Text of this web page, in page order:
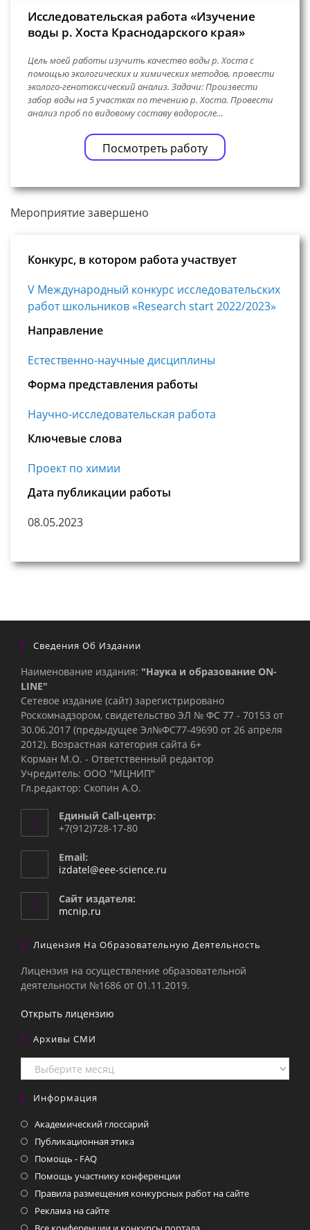
Исследовательская работа «Изучение
воды р. Хоста Краснодарского края»
Цель моей работы изучить качество воды р. Хоста с
помощью экологических и химических методов, провести
эколого-генотоксический анализ. Задачи: Произвести
забор воды на 5 участках по течению р. Хоста. Провести
анализ проб по видовому составу водоросле…
Посмотреть работу
Мероприятие завершено
Конкурс, в котором работа участвует
V Международный конкурс исследовательских
работ школьников «Research start 2022/2023»
Направление
Естественно-научные дисциплины
Форма представления работы
Научно-исследовательская работа
Ключевые слова
Проект по химии
Дата публикации работы
08.05.2023
Сведения Об Издании
Наименование издания: "Наука и образование ON-
LINE"
Сетевое издание (сайт) зарегистрировано
Роскомнадзором, свидетельство ЭЛ № ФС 77 - 70153 от
30.06.2017 (предыдущее Эл№ФC77-49690 от 26 апреля
2012). Возрастная категория сайта 6+
Корман М.О. - Ответственный редактор
Учредитель: ООО "МЦНИП"
Гл.редактор: Скопин А.О.
Единый Call-центр:
+7(912)728-17-80
Email:
izdatel@eee-science.ru
Сайт издателя:
mcnip.ru
Лицензия На Образовательную Деятельность
Лицензия на осуществление образовательной
деятельности №1686 от 01.11.2019.
Открыть лицензию
Архивы СМИ
Архивы
СМИ
Информация
Академический глоссарий
Публикационная этика
Помощь - FAQ
Помощь участнику конференции
Правила размещения конкурсных работ на сайте
Реклама на сайте